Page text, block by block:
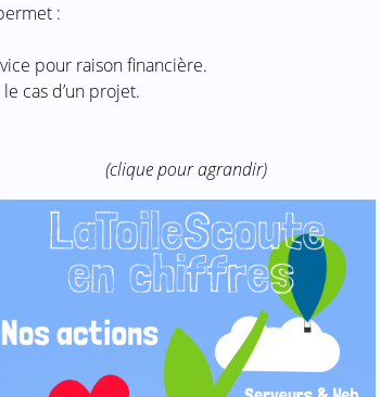
:
pour raison financière.
cas d’un projet.
(clique pour agrandir)